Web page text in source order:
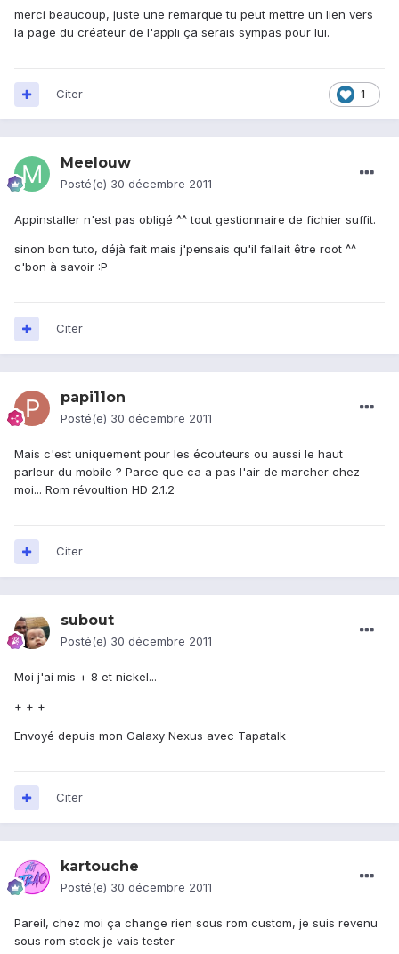
merci beaucoup, juste une remarque tu peut mettre un lien vers
la page du créateur de l'appli ça serais sympas pour lui.
1
Citer
Meelouw
Posté(e) 30 décembre 2011
Appinstaller n'est pas obligé ^^ tout gestionnaire de fichier suffit.
sinon bon tuto, déjà fait mais j'pensais qu'il fallait être root ^^
c'bon à savoir :P
Citer
papi11on
Posté(e) 30 décembre 2011
Mais c'est uniquement pour les écouteurs ou aussi le haut
parleur du mobile ? Parce que ca a pas l'air de marcher chez
moi... Rom révoultion HD 2.1.2
Citer
subout
Posté(e) 30 décembre 2011
Moi j'ai mis + 8 et nickel...
+ + +
Envoyé depuis mon Galaxy Nexus avec Tapatalk
Citer
kartouche
Posté(e) 30 décembre 2011
Pareil, chez moi ça change rien sous rom custom, je suis revenu
sous rom stock je vais tester